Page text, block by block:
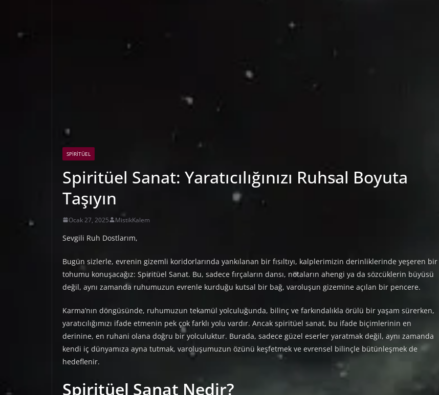
SPIRITÜEL
Spiritüel Sanat: Yaratıcılığınızı Ruhsal Boyuta
Taşıyın
Ocak 27, 2025 MistikKalem
Sevgili Ruh Dostlarım,
Bugün sizlerle, evrenin gizemli koridorlarında yankılanan bir fısıltıyı, kalplerimizin derinliklerinde yeşeren bir
tohumu konuşacağız: Spiritüel Sanat. Bu, sadece fırçaların dansı, notaların ahengi ya da sözcüklerin büyüsü
değil, aynı zamanda ruhumuzun evrenle kurduğu kutsal bir bağ, varoluşun gizemine açılan bir pencere.
Karma’nın döngüsünde, ruhumuzun tekamül yolculuğunda, bilinç ve farkındalıkla örülü bir yaşam sürerken,
yaratıcılığımızı ifade etmenin pek çok farklı yolu vardır. Ancak spiritüel sanat, bu ifade biçimlerinin en
derinine, en ruhani olana doğru bir yolculuktur. Burada, sadece güzel eserler yaratmak değil, aynı zamanda
kendi iç dünyamıza ayna tutmak, varoluşumuzun özünü keşfetmek ve evrensel bilinçle bütünleşmek de
hedeflenir.
Spiritüel Sanat Nedir?